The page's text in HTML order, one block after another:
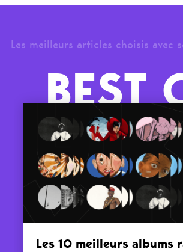
Les meilleurs articles choisis avec
BEST
Les 10 meilleurs albums